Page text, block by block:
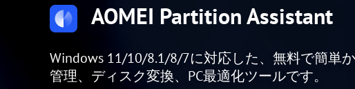
AOMEI Partition Assistant
Windows 11/10/8.1/8/7に対応した、無料で簡単
管理、ディスク変換、PC最適化ツールです。